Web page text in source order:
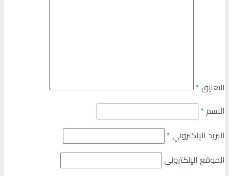
التعليق*
الاسم*
البريد الإلكتروني*
الموقع الإلكتروني